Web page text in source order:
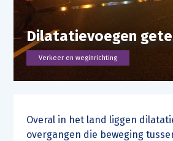
Dilatatievoegen
Verkeer en weginrichting
Overal in het land liggen
overgangen die beweging